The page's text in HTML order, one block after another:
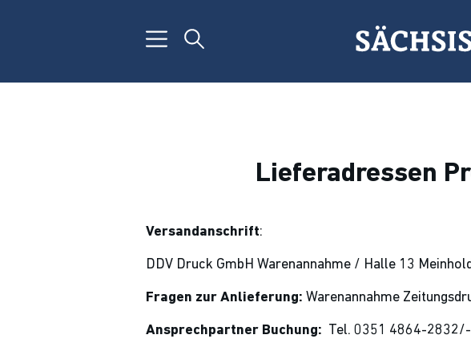
Lieferadressen
Versandanschrift:
DDV Druck GmbH Warenannahme / Halle 13
Fragen zur Anlieferung: Warenannahme
Ansprechpartner Buchung: Tel. 0351 4864-